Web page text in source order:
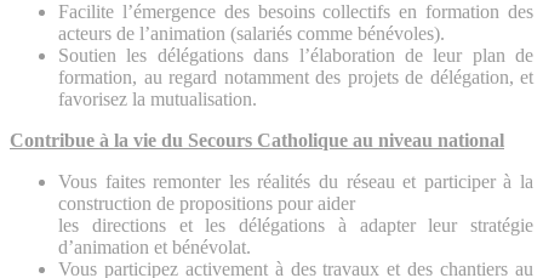
Facilite l’émergence des besoins collectifs en formation des
acteurs de l’animation (salariés comme bénévoles).
Soutien les délégations dans l’élaboration de leur plan de
formation, au regard notamment des projets de délégation, et
favorisez la mutualisation.
Contribue à la vie du Secours Catholique au niveau national
Vous faites remonter les réalités du réseau et participer à la
construction de propositions pour aider
les directions et les délégations à adapter leur stratégie
d’animation et bénévolat.
Vous participez activement à des travaux et des chantiers au